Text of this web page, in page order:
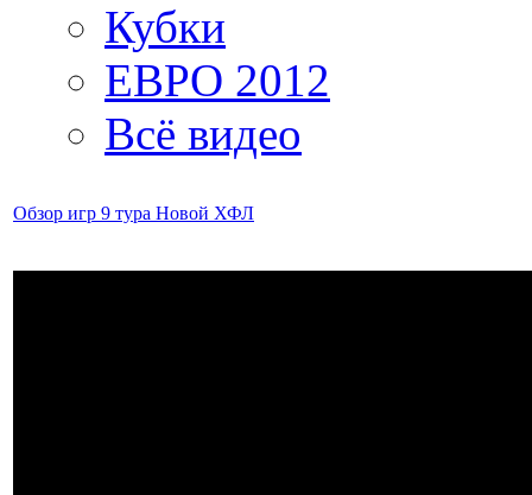
Кубки
ЕВРО 2012
Всё видео
Обзор игр 9 тура Новой ХФЛ